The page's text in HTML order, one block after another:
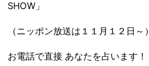
SHOW」
（ニッポン放送は１１月１２日～）
お電話で直接 あなたを占います！